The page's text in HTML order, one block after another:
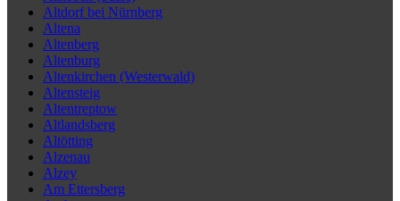
Altdorf bei Nürnberg
Altena
Altenberg
Altenburg
Altenkirchen (Westerwald)
Altensteig
Altentreptow
Altlandsberg
Altötting
Alzenau
Alzey
Am Ettersberg